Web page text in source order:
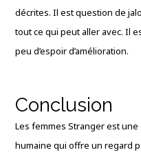
décrites. Il est question de
tout ce qui peut aller avec. Il
peu d’espoir d’amélioration.
Conclusion
Les femmes Stranger est
humaine qui offre un regard